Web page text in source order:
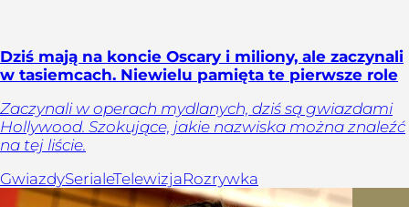
Dziś mają na koncie Oscary i miliony, ale zaczynali
w tasiemcach. Niewielu pamięta te pierwsze role
Zaczynali w operach mydlanych, dziś są gwiazdami
Hollywood. Szokujące, jakie nazwiska można znaleźć
na tej liście.
GwiazdySerialeTelewizjaRozrywka